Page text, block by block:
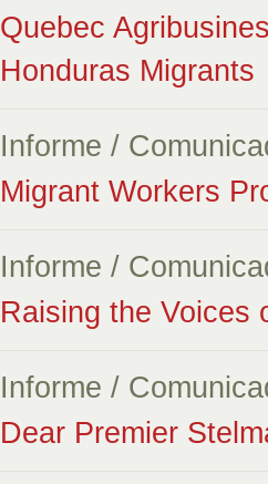
Quebec
Honduras Migrants
Informe /
Migrant Workers
Informe /
Raising the Voices
Informe /
Dear Premier